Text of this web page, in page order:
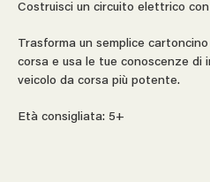
Costruisci un circuito elettrico
Trasforma un semplice
corsa e usa le tue conoscenze di
veicolo da corsa più potente.
Età consigliata: 5+